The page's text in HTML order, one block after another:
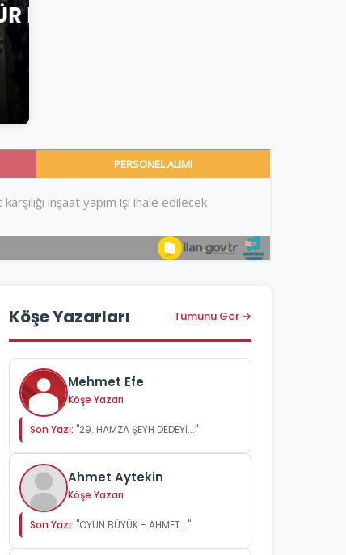
Köşe Yazarları Tümünü Gör →
Mehmet Efe
Köşe Yazarı
Son Yazı: "29. HAMZA ŞEYH DEDEYİ..."
Ahmet Aytekin
Köşe Yazarı
Son Yazı: "OYUN BÜYÜK - AHMET..."